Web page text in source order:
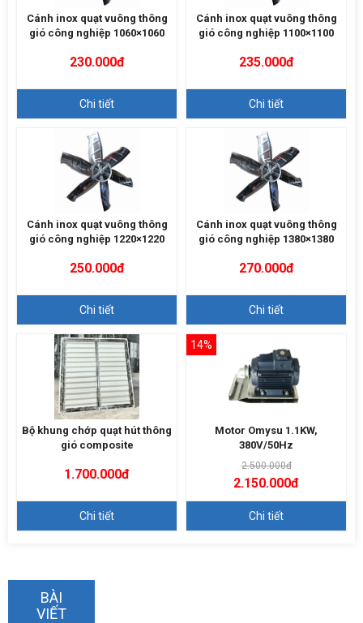
Cánh inox quạt vuông thông
gió công nghiệp 1060×1060
230.000đ
Chi tiết
Cánh inox quạt vuông thông
gió công nghiệp 1100×1100
235.000đ
Chi tiết
Cánh inox quạt vuông thông
gió công nghiệp 1220×1220
250.000đ
Chi tiết
Cánh inox quạt vuông thông
gió công nghiệp 1380×1380
270.000đ
Chi tiết
Bộ khung chớp quạt hút thông
gió composite
1.700.000đ
Chi tiết
14%
Motor Omysu 1.1KW,
380V/50Hz
2.500.000đ
2.150.000đ
Chi tiết
BÀI
VIẾT